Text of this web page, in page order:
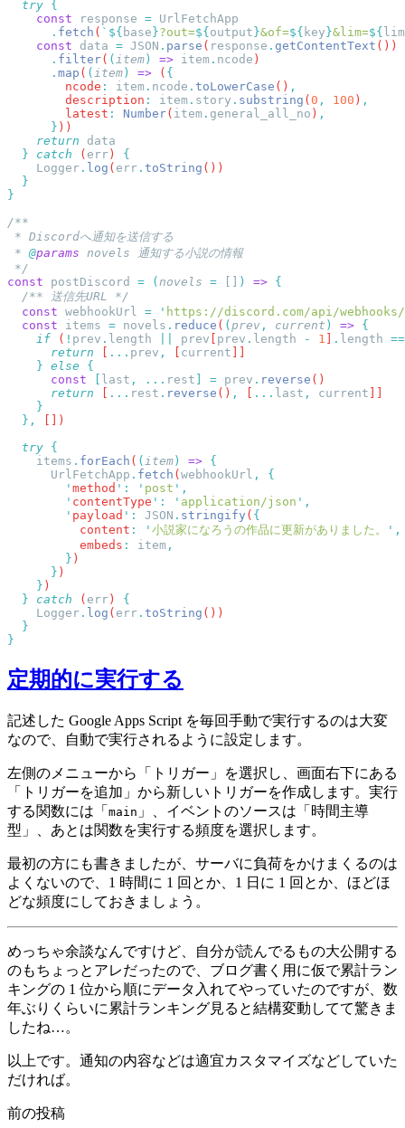
  try
    const
response =
      .
fetch ( `${ base}?out=${output}&of=${ key}&lim=${
    const
data = JSON . parse ( response . getContentText
      .
filter( ( item) => item . ncode
      .
map ( ( item) => (
        ncode
: item . ncode . toLowerCase ()
        description
: item . story . substring (0 , 100 )
        latest
: Number( item . general_all_no )
      }
    return
  }
catch ( err)
    Logger
. log ( err . toString
* @params
const postDiscord = ( novels = [] ) =>
  const
webhookUrl = ' https://discord.com/api/webhooks/
  const
items = novels . reduce ( ( prev , current ) =>
    if
( ! prev . length prev [ prev . length - 1 ] . length
      return
[ ... prev , [ current
    }
else
      const
[ last , ... rest ] = prev . reverse
      return
[ ... rest . reverse () , [ ... last , current
  },
  try
    items
. forEach ( ( item) =>
      UrlFetchApp
. fetch (webhookUrl ,
        '
method ' : ' post '
        '
contentType ' : ' application/json '
        '
payload ' : JSON . stringify (
          content
: ' 小説家になろうの作品に更新がありました。 '
          embeds
: item
        }
      }
    }
  }
catch ( err)
    Logger
. log ( err . toString
定期的に実行する
記述した Google Apps Script を毎回手動で実行するのは大変
なので、自動で実行されるように設定します。
左側のメニューから「トリガー」を選択し、画面右下にある
「トリガーを追加」から新しいトリガーを作成します。実行
する関数には「 main 」、イベントのソースは「時間主導
型」、あとは関数を実行する頻度を選択します。
最初の方にも書きましたが、サーバに負荷をかけまくるのは
よくないので、1 時間に 1 回とか、1 日に 1 回とか、ほどほ
どな頻度にしておきましょう。
めっちゃ余談なんですけど、自分が読んでるもの大公開する
のもちょっとアレだったので、ブログ書く用に仮で累計ラン
キングの 1 位から順にデータ入れてやっていたのですが、数
年ぶりくらいに累計ランキング見ると結構変動してて驚きま
したね…。
以上です。通知の内容などは適宜カスタマイズなどしていた
だければ。
前の投稿